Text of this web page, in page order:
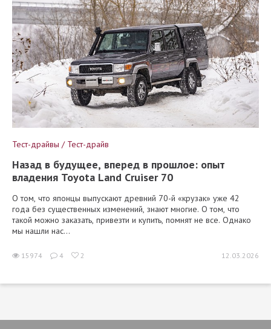
Тест-драйвы / Тест-драйв
Назад в будущее, вперед в прошлое: опыт
владения Toyota Land Cruiser 70
О том, что японцы выпускают древний 70-й «крузак» уже 42
года без существенных изменений, знают многие. О том, что
такой можно заказать, привезти и купить, помнят не все. Однако
мы нашли нас...
15974 4 2 12.03.2026